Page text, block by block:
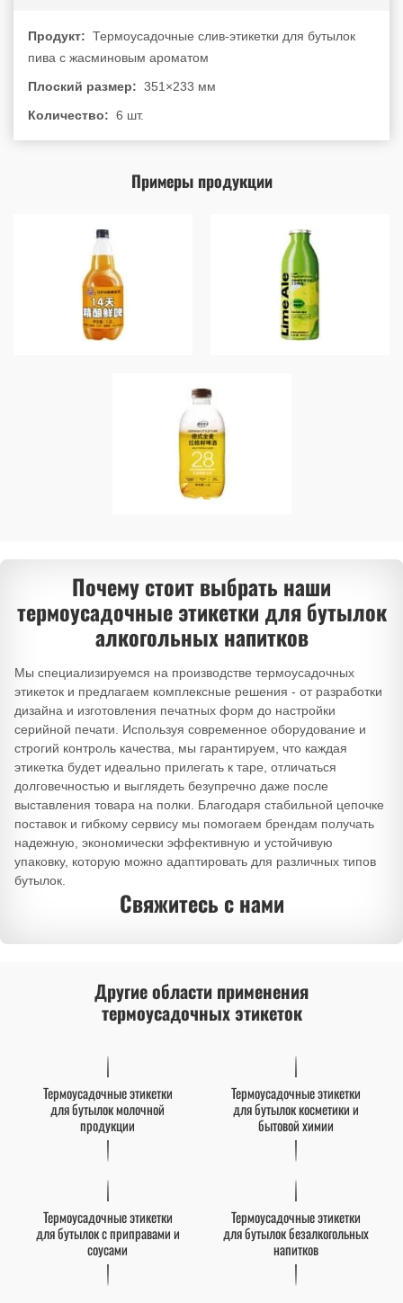
Продукт: Термоусадочные слив-этикетки для бутылок
пива с жасминовым ароматом
Плоский размер: 351×233 мм
Количество: 6 шт.
Примеры продукции
Почему стоит выбрать наши
термоусадочные этикетки для бутылок
алкогольных напитков
Мы специализируемся на производстве термоусадочных
этикеток и предлагаем комплексные решения - от разработки
дизайна и изготовления печатных форм до настройки
серийной печати. Используя современное оборудование и
строгий контроль качества, мы гарантируем, что каждая
этикетка будет идеально прилегать к таре, отличаться
долговечностью и выглядеть безупречно даже после
выставления товара на полки. Благодаря стабильной цепочке
поставок и гибкому сервису мы помогаем брендам получать
надежную, экономически эффективную и устойчивую
упаковку, которую можно адаптировать для различных типов
бутылок.
Свяжитесь с нами
Другие области применения
термоусадочных этикеток
Термоусадочные этикетки
для бутылок молочной
продукции
Термоусадочные этикетки
для бутылок косметики и
бытовой химии
Термоусадочные этикетки
для бутылок с приправами и
соусами
Термоусадочные этикетки
для бутылок безалкогольных
напитков